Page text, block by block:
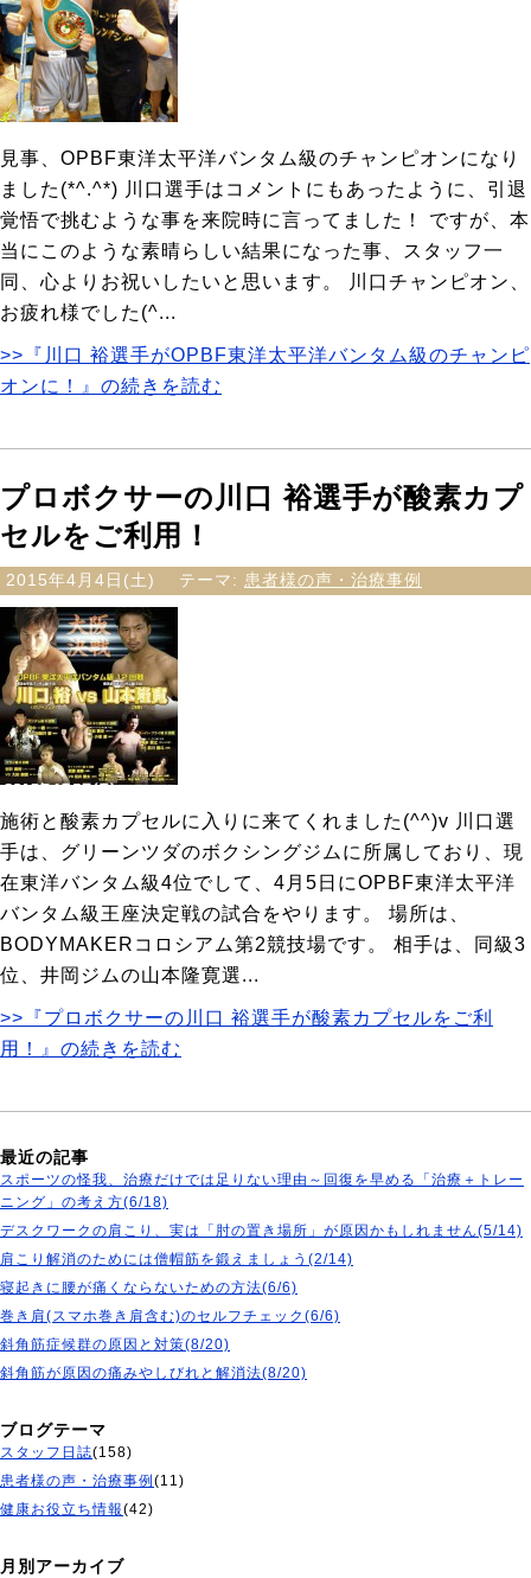
見事、OPBF東洋太平洋バンタム級のチャンピオンになり
ました(*^.^*) 川口選手はコメントにもあったように、引退
覚悟で挑むような事を来院時に言ってました！ ですが、本
当にこのような素晴らしい結果になった事、スタッフ一
同、心よりお祝いしたいと思います。 川口チャンピオン、
お疲れ様でした(^...
>>『川口 裕選手がOPBF東洋太平洋バンタム級のチャンピ
オンに！』の続きを読む
プロボクサーの川口 裕選手が酸素カプ
セルをご利用！
2015年4月4日(土) テーマ: 患者様の声・治療事例
施術と酸素カプセルに入りに来てくれました(^^)v 川口選
手は、グリーンツダのボクシングジムに所属しており、現
在東洋バンタム級4位でして、4月5日にOPBF東洋太平洋
バンタム級王座決定戦の試合をやります。 場所は、
BODYMAKERコロシアム第2競技場です。 相手は、同級3
位、井岡ジムの山本隆寛選...
>>『プロボクサーの川口 裕選手が酸素カプセルをご利
用！』の続きを読む
最近の記事
スポーツの怪我、治療だけでは足りない理由～回復を早める「治療＋トレー
ニング」の考え方(6/18)
デスクワークの肩こり、実は「肘の置き場所」が原因かもしれません(5/14)
肩こり解消のためには僧帽筋を鍛えましょう(2/14)
寝起きに腰が痛くならないための方法(6/6)
巻き肩(スマホ巻き肩含む)のセルフチェック(6/6)
斜角筋症候群の原因と対策(8/20)
斜角筋が原因の痛みやしびれと解消法(8/20)
ブログテーマ
スタッフ日誌(158)
患者様の声・治療事例 (11)
健康お役立ち情報(42)
月別アーカイブ